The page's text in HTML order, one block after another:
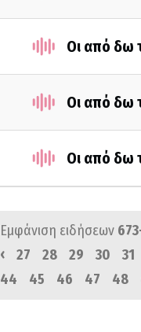
Οι από δω
Οι από δω
Οι από δω
Εμφάνιση ειδήσεων
‹
27 28 29 30 31
44
45 46 47 48